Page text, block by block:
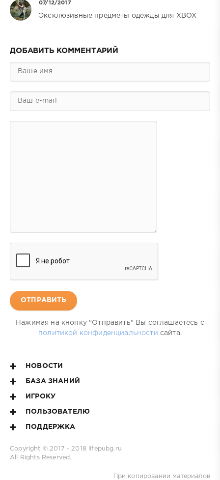
07/12/2017
Эксклюзивные предметы одежды для XBOX
ДОБАВИТЬ КОММЕНТАРИЙ
ОТПРАВИТЬ
Нажимая на кнопку "Отправить" Вы соглашаетесь с
политикой конфиденциальности сайта.
НОВОСТИ
БАЗА ЗНАНИЙ
ИГРОКУ
ПОЛЬЗОВАТЕЛЮ
ПОДДЕРЖКА
Copyright © 2017 - 2018
lifepubg.ru
All Rights Reserved.
При копировании материалов